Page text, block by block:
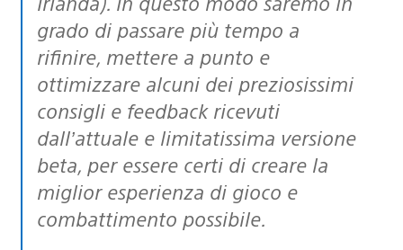
grado di passare più tempo a
rifinire, mettere a punto e
ottimizzare alcuni dei preziosissimi
consigli e feedback ricevuti
dall’attuale e limitatissima versione
beta, per essere certi di creare la
miglior esperienza di gioco e
combattimento possibile.